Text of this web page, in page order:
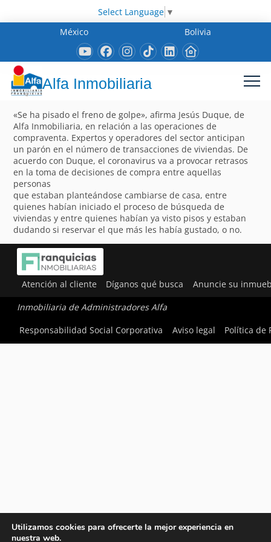
Select Language ▼
México
Bolivia
Alfa Inmobiliaria
«Se ha pisado el freno de golpe», afirma Jesús Duque, de
Alfa Inmobiliaria, en relación a las operaciones de
compraventa. Expertos y operadores del sector anticipan
un parón en el número de transacciones de viviendas. De
acuerdo con Duque, el coronavirus va a provocar retrasos
en la toma de decisiones de compra entre aquellas
personas
que estaban planteándose cambiarse de casa, entre
quienes habían iniciado el proceso de búsqueda de
viviendas y entre quienes habían ya visto pisos y estaban
dudando si reservar el que más les había gustado, o no.
Atención al cliente Díganos qué busca Anuncie su
Inmobiliaria de Administradores Alfa
Responsabilidad Social Corporativa
Aviso legal Política de
Utilizamos cookies para ofrecerte la mejor experiencia en
nuestra web.